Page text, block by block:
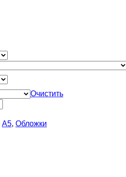
Очистить
А5, Обложки